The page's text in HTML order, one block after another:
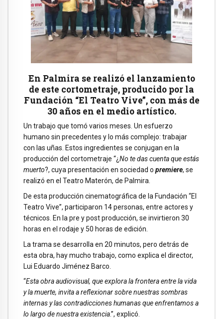
En Palmira se realizó el lanzamiento
de este cortometraje, producido por la
Fundación “El Teatro Vive”, con más de
30 años en el medio artístico.
Un trabajo que tomó varios meses. Un esfuerzo
humano sin precedentes y lo más complejo: trabajar
con las uñas. Estos ingredientes se conjugan en la
producción del cortometraje “¿No te das cuenta que estás
muerto?, cuya presentación en sociedad o premiere, se
realizó en el Teatro Materón, de Palmira.
De esta producción cinematográfica de la Fundación “El
Teatro Vive”, participaron 14 personas, entre actores y
técnicos. En la pre y post producción, se invirtieron 30
horas en el rodaje y 50 horas de edición.
La trama se desarrolla en 20 minutos, pero detrás de
esta obra, hay mucho trabajo, como explica el director,
Lui Eduardo Jiménez Barco.
“Esta obra audiovisual, que explora la frontera entre la vida
y la muerte, invita a reflexionar sobre nuestras sombras
internas y las contradicciones humanas que enfrentamos a
lo largo de nuestra existencia.”, explicó.